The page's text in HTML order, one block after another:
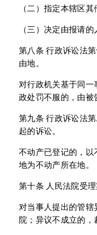
（二）指定本辖区
（三）决定由报请的
第八条 行政诉讼法
由地。
对行政机关基于同
政处罚不服的，由被
第九条 行政诉讼法
起的诉讼。
不动产已登记的，
地为不动产所在地。
第十条 人民法院受
对当事人提出的管
院；异议不成立的，